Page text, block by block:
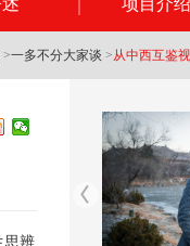
项目介绍
>一多不分大家谈 >从中西互鉴
思辨